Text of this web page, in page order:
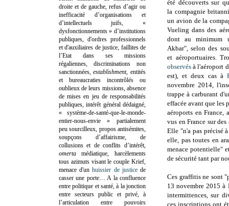
été découverts sur
la compagnie
un avion de la
Vueling dans des
dont au minimum
Akbar", selon des
et aéroportuaires.
observés à l'aéroport
est), et deux cas à
novembre 2014,
trappe à carburant
effacée avant que les
aéroports en
vus en France sur
Elle "n'a pas précisé
elle, pas toutes en
menace potentielle"
de sécurité tant par
Ces graffitis ne sont
13 novembre 2015 à
intermittences, sur
ces inscriptions ont
droite et de gauche, refus d’agir ou
inefficacité d’organisations et
d’intellectuels juifs, «
dysfonctionnements » d’institutions
publiques, d'ordres professionnels
et d'auxiliaires de justice, faillites de
l’Etat dans ses missions
régaliennes, discriminations non
sanctionnées,establishment, entités
et bureaucraties incontrôlés ou
oublieux de leurs missions, absence
de mises en jeu de responsabilités
publiques, intérêt général dédaigné,
« système-de-santé-que-le-monde-
entier-nous-envie » partialement
peu sourcilleux, propos antisémites,
soupçons d’affairisme, de
collusions et de conflits d’intérêt,
omertamédiatique, harcèlements
tous azimuts visant le couple Krief,
menace d'unhuissier de justicede
casser une porte… A la confluence
entre politique et santé, à la jonction
entre secteurs public et privé, à
l’articulation entre pouvoirs